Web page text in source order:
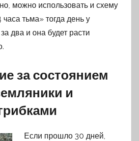
можно использовать и схему
тьма» тогда день у
два и она будет расти
за состоянием
и
Если прошло 30 дней,